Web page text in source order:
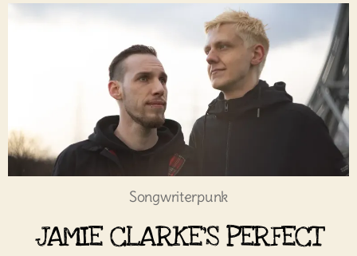
Songwriterpunk
JAMIE CLARKE'S PERFECT